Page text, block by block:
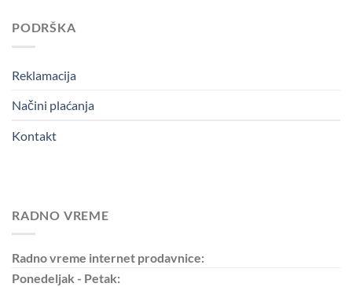
PODRŠKA
Reklamacija
Načini plaćanja
Kontakt
RADNO VREME
Radno vreme internet prodavnice:
Ponedeljak - Petak: